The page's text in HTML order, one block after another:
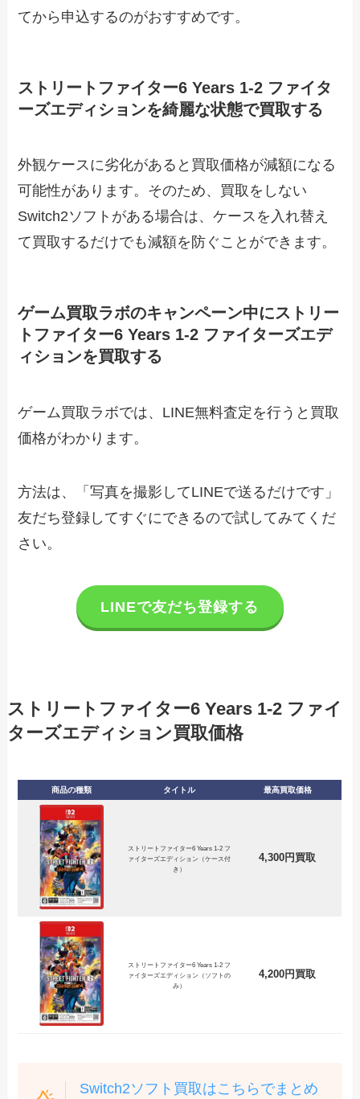
てから申込するのがおすすめです。
ストリートファイター6 Years 1-2 ファイタ
ーズエディションを綺麗な状態で買取する
外観ケースに劣化があると買取価格が減額になる
可能性があります。そのため、買取をしない
Switch2ソフトがある場合は、ケースを入れ替え
て買取するだけでも減額を防ぐことができます。
ゲーム買取ラボのキャンペーン中にストリー
トファイター6 Years 1-2 ファイターズエデ
ィションを買取する
ゲーム買取ラボでは、LINE無料査定を行うと買取
価格がわかります。
方法は、「写真を撮影してLINEで送るだけです」
友だち登録してすぐにできるので試してみてくだ
さい。
LINEで友だち登録する
ストリートファイター6 Years 1-2 ファイ
ターズエディション買取価格
商品の種類 タイトル 最高買取価格
ストリートファイター6 Years 1-2 フ
ァイターズエディション（ケース付
き）
4,300円買取
ストリートファイター6 Years 1-2 フ
ァイターズエディション（ソフトの
み）
4,200円買取
Switch2ソフト買取はこちらでまとめ